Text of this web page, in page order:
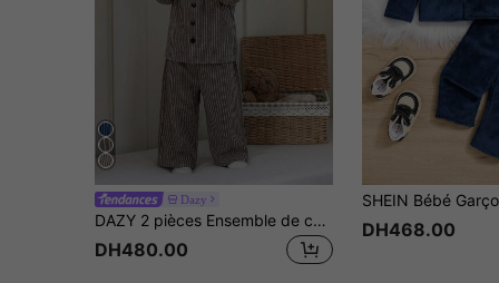
Dazy
DAZY 2 pièces Ensemble de chemise rayée décontractée et pantalon pour tout-petits garçons
DH480.00
DH468.00